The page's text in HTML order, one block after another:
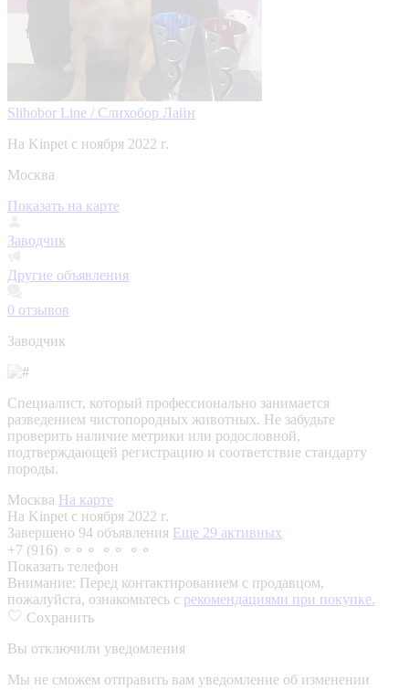
Slihobor Line / Слихобор Лайн
На Kinpet c ноября 2022 г.
Москва
Показать на карте
Заводчик
Другие объявления
0 отзывов
Заводчик
Специалист, который профессионально занимается
разведением чистопородных животных. Не забудьте
проверить наличие метрики или родословной,
подтверждающей регистрацию и соответствие стандарту
породы.
Москва На карте
На Kinpet c ноября 2022 г.
Завершено 94 объявления Еще 29 активных
+7 (916) ⚬⚬⚬ ⚬⚬ ⚬⚬
Показать телефон
Внимание: Перед контактированием с продавцом,
пожалуйста, ознакомьтесь с рекомендациями при покупке.
Сохранить
Вы отключили уведомления
Мы не сможем отправить вам уведомление об изменении